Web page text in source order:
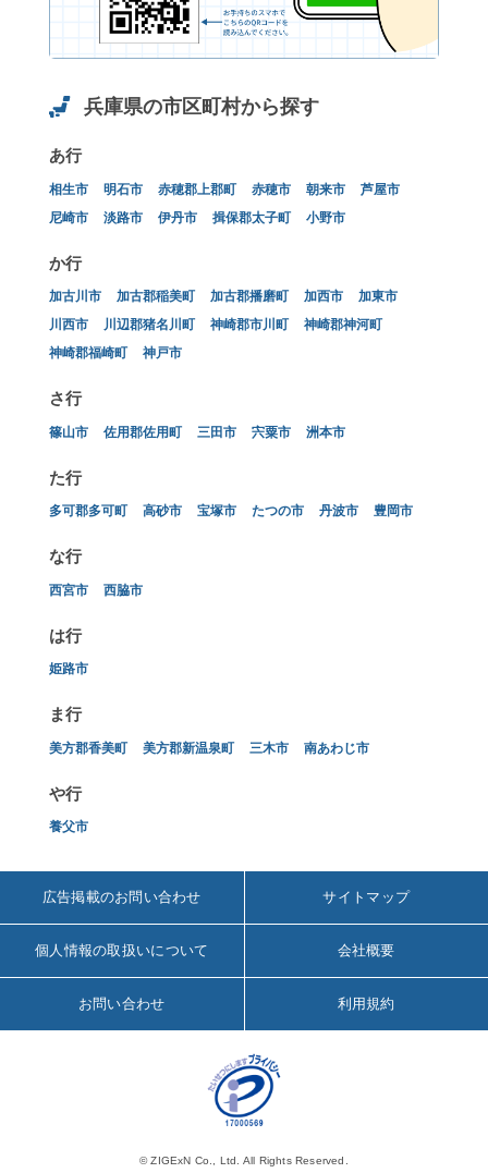
兵庫県の市区町村から探す
あ行
相生市 明石市 赤穂郡上郡町 赤穂市 朝来市
芦屋市
尼崎市
淡路市 伊丹市 揖保郡太子町 小野市
か行
加古川市 加古郡稲美町 加古郡播磨町 加西市
加東市
川西市
川辺郡猪名川町 神崎郡市川町
神崎郡神河町
神崎郡福崎町
神戸市
さ行
篠山市 佐用郡佐用町 三田市 宍粟市 洲本市
た行
多可郡多可町 高砂市 宝塚市 たつの市 丹波市 豊岡市
な行
西宮市 西脇市
は行
姫路市
ま行
美方郡香美町 美方郡新温泉町 三木市 南あわじ市
や行
養父市
広告掲載のお問い合わせ サイトマップ
個人情報の取扱いについて 会社概要
お問い合わせ 利用規約
© ZIGExN Co., Ltd. All Rights Reserved.